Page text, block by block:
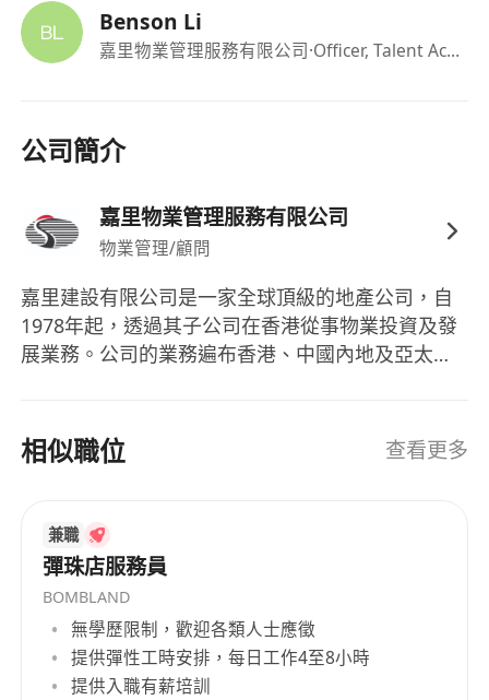
The personal data provided will only be used for
recruitment and employment-related purposes.
considered for other suitable position(s) in the
companies. For correction of or access to
personal data after submission of the
please contact Human Resources Department
by email
to ***********************************.
your correspondence. Information on
application. By submitting an application
through Kerry Properties' Career webpage, you
are deemed to have consented to its Personal
Information Collection Statement.
Benson Li
嘉里物業管理服務有限公司·Officer, Talent Acquisition
公司簡介
嘉里物業管理服務有限公司
物業管理/顧問
嘉里建設有限公司是一家全球頂級的地產公司，自
1978年起，透過其子公司在香港從事物業投資及發
展業務。公司的業務遍布香港、中國內地及亞太地
公司，專注於專業的物業管理服務。公司的物業項
目位於戰略性的黃金地段，並在香港及中國內地擁
納入恒生綜合指數、恒生綜合大型股指數及恒生綜
合行業指數（地產及建築）的成分股之一，顯示其
在業界的重要地位和影響力。
相似職位 查看更多
兼職
彈珠店服務員
BOMBLAND
無學歷限制，歡迎各類人士應徵
提供彈性工時安排，每日工作4至8小時
提供入職有薪培訓